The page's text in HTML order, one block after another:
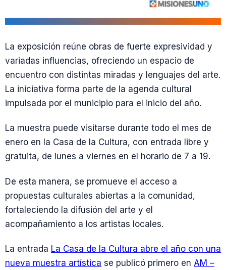
La exposición reúne obras de fuerte expresividad y
variadas influencias, ofreciendo un espacio de
encuentro con distintas miradas y lenguajes del arte.
La iniciativa forma parte de la agenda cultural
impulsada por el municipio para el inicio del año.
La muestra puede visitarse durante todo el mes de
enero en la Casa de la Cultura, con entrada libre y
gratuita, de lunes a viernes en el horario de 7 a 19.
De esta manera, se promueve el acceso a
propuestas culturales abiertas a la comunidad,
fortaleciendo la difusión del arte y el
acompañamiento a los artistas locales.
La entrada La Casa de la Cultura abre el año con una
nueva muestra artística se publicó primero en AM –